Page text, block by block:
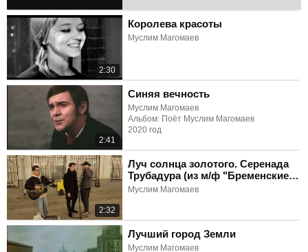
2:30
Королева красоты
Муслим Магомаев
2:41
Синяя вечность
Муслим Магомаев
Альбом: Поёт Муслим Магомаев
2020 год
2:32
Луч солнца золотого. Серенада
Трубадура (из м/ф "Бременские
музыканты")
Муслим Магомаев
Лучший город Земли
Муслим Магомаев